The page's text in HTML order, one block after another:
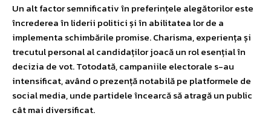
Un alt factor semnificativ în preferințele alegătorilor este
încrederea în liderii politici și în abilitatea lor de a
implementa schimbările promise. Charisma, experiența și
trecutul personal al candidaților joacă un rol esențial în
decizia de vot. Totodată, campaniile electorale s-au
intensificat, având o prezență notabilă pe platformele de
social media, unde partidele încearcă să atragă un public
cât mai diversificat.